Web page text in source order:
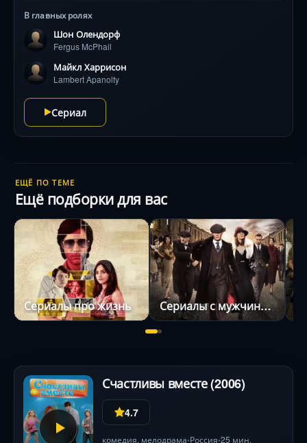
разные личности «в одном флаконе», в одном теле,
под одним именем – Фергус Макфайл.
В главных ролях
Шон Олендорф
Fergus McPhail
Майкл Харрисон
Lambert Apanolty
Сериал
ЕЩЁ ПО ТЕМЕ
Ещё подборки для вас
Сериалы про жизнь Сериалы с мужчинами в главных ролях
Счастливы вместе (2006)
4.7
комедия, мелодрама•Россия•25 мин.